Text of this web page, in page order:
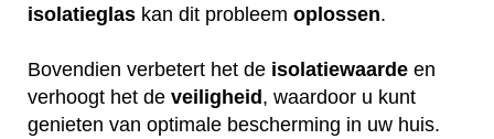
isolatieglas kan dit probleem oplossen.
Bovendien verbetert het de isolatiewaarde en
verhoogt het de veiligheid , waardoor u kunt
genieten van optimale bescherming in uw huis.